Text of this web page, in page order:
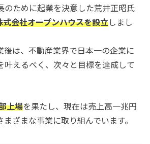
のために起業を決意した荒井正昭氏
会社オープンハウスを設立しまし
後は、不動産業界で日本一の企業に
叶えるべく、次々と目標を達成して
上場を果たし、現在は売上高一兆円
ざまな事業に取り組んでいます。